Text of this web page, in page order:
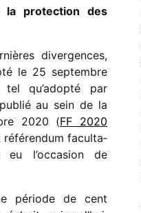
la protec­tion des
diver­gences,
le 25 septembre
qu’adopté par
au sein de la
2020 (FF 2020
réfé­ren­dum facul­ta­
eu l’occasion de
période de cent